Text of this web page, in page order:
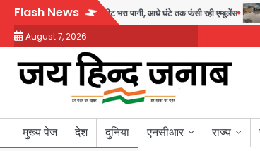
Skip
content
Flash News
95 अंडरपास में 3-4 फीट भरा पानी, आधे घंटे तक फंसी रही एम्बुलेंस
August 7, 2026
मुख्य पेज देश दुनिया
एनसीआर
राज्य